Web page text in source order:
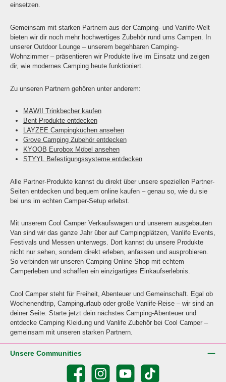
einsetzen.
Gemeinsam mit starken Partnern aus der Camping- und Vanlife-Welt
bieten wir dir noch mehr hochwertiges Zubehör rund ums Campen. In
unserer Outdoor Lounge – unserem begehbaren Camping-
Wohnzimmer – präsentieren wir Produkte live im Einsatz und zeigen
dir, wie modernes Camping heute funktioniert.
Zu unseren Partnern gehören unter anderem:
MAWII Trinkbecher kaufen
Bent Produkte entdecken
LAYZEE Campingküchen ansehen
Grove Camping Zubehör entdecken
KYOOB Eurobox Möbel ansehen
STYYL Befestigungssysteme entdecken
Alle Partner-Produkte kannst du direkt über unsere speziellen Partner-
Seiten entdecken und bequem online kaufen – genau so, wie du sie
bei uns im echten Camper-Setup erlebst.
Mit unserem Cool Camper Verkaufswagen und unserem ausgebauten
Van sind wir das ganze Jahr über auf Campingplätzen, Vanlife Events,
Festivals und Messen unterwegs. Dort kannst du unsere Produkte
nicht nur sehen, sondern direkt erleben, anfassen und ausprobieren.
So verbinden wir unseren Camping Online-Shop mit echtem
Camperleben und schaffen ein einzigartiges Einkaufserlebnis.
Cool Camper steht für Freiheit, Abenteuer und Gemeinschaft. Egal ob
Wochenendtrip, Campingurlaub oder große Vanlife-Reise – wir sind an
deiner Seite. Starte jetzt dein nächstes Camping-Abenteuer und
entdecke Camping Kleidung und Vanlife Zubehör bei Cool Camper –
gemeinsam mit unseren starken Partnern.
Unsere Communities
Facebook Instagram YouTube TikTok